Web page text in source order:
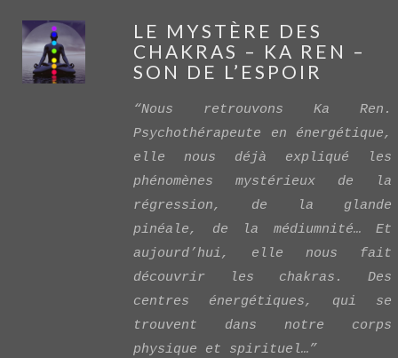
LE MYSTÈRE DES
CHAKRAS – KA REN –
SON DE L’ESPOIR
“Nous retrouvons Ka Ren.
Psychothérapeute en énergétique,
elle nous déjà expliqué les
phénomènes mystérieux de la
régression, de la glande
pinéale, de la médiumnité… Et
aujourd’hui, elle nous fait
découvrir les chakras. Des
centres énergétiques, qui se
trouvent dans notre corps
physique et spirituel…”